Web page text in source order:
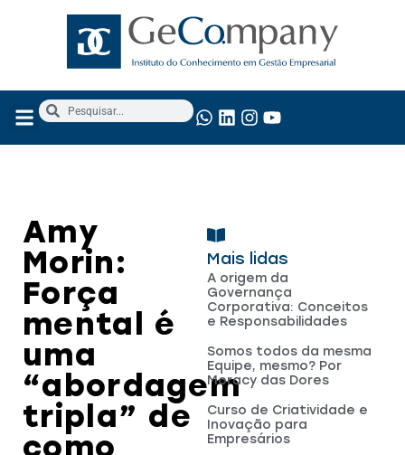
Amy
Morin:
Força
mental é
uma
“abordagem
tripla” de
como
Mais lidas
A origem da
Governança
Corporativa: Conceitos
e Responsabilidades
Somos todos da mesma
Equipe, mesmo? Por
Moracy das Dores
Curso de Criatividade e
Inovação para
Empresários